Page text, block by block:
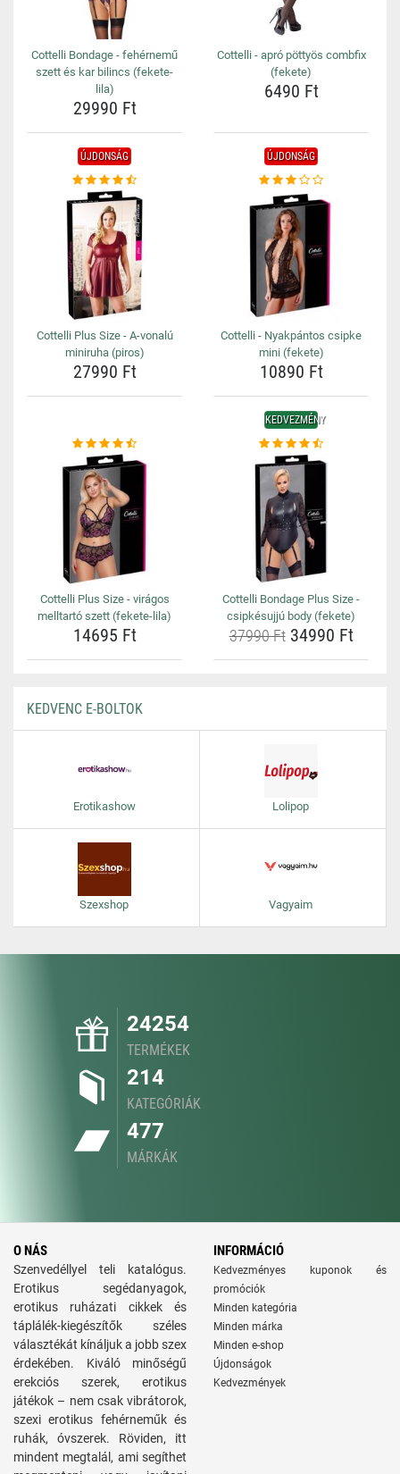
Cottelli Bondage - fehérnemű
szett és kar bilincs (fekete-
lila)
29990 Ft
Cottelli - apró pöttyös combfix
(fekete)
6490 Ft
ÚJDONSÁG
Cottelli Plus Size - A-vonalú
miniruha (piros)
27990 Ft
ÚJDONSÁG
Cottelli - Nyakpántos csipke
mini (fekete)
10890 Ft
Cottelli Plus Size - virágos
melltartó szett (fekete-lila)
14695 Ft
KEDVEZMÉNY
Cottelli Bondage Plus Size -
csipkésujjú body (fekete)
37990 Ft34990 Ft
KEDVENC E-BOLTOK
Erotikashow Lolipop
Szexshop Vagyaim
24254
TERMÉKEK
214
KATEGÓRIÁK
477
MÁRKÁK
O NÁS
Szenvedéllyel teli katalógus.
Erotikus segédanyagok,
erotikus ruházati cikkek és
táplálék-kiegészítők széles
választékát kínáljuk a jobb szex
érdekében. Kiváló minőségű
erekciós szerek, erotikus
játékok – nem csak vibrátorok,
szexi erotikus fehérneműk és
ruhák, óvszerek. Röviden, itt
mindent megtalál, ami segíthet
INFORMÁCIÓ
Kedvezményes kuponok és
promóciók
Minden kategória
Minden márka
Minden e-shop
Újdonságok
Kedvezmények